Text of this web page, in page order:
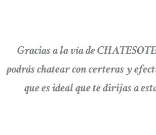
Gracias a la vía de
podrás chatear con certeras y
que es ideal que te dirijas a